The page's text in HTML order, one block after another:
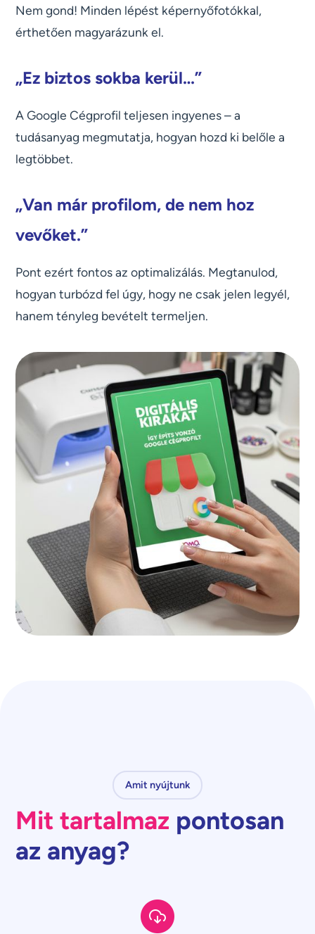
Nem gond! Minden lépést képernyőfotókkal,
érthetően magyarázunk el.
„Ez biztos sokba kerül…”
A Google Cégprofil teljesen ingyenes – a
tudásanyag megmutatja, hogyan hozd ki belőle a
legtöbbet.
„Van már profilom, de nem hoz
vevőket.”
Pont ezért fontos az optimalizálás. Megtanulod,
hogyan turbózd fel úgy, hogy ne csak jelen legyél,
hanem tényleg bevételt termeljen.
Amit nyújtunk
Mit tartalmaz pontosan
az anyag?